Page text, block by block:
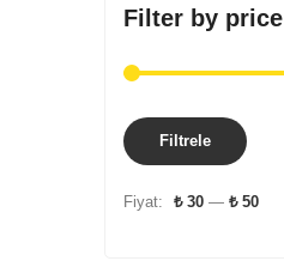
Filter by price
Filtrele
Fiyat: ₺ 30 — ₺ 50